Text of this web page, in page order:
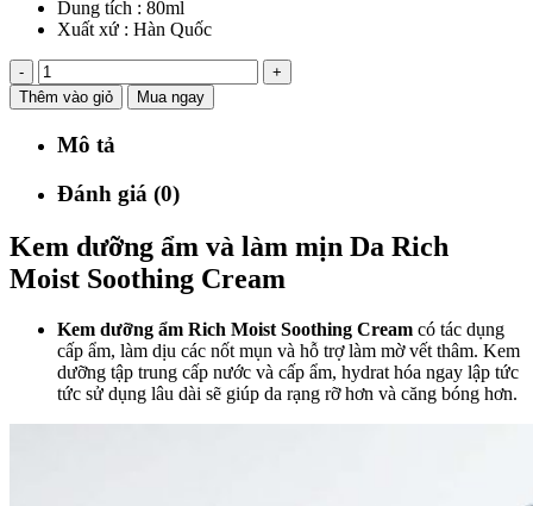
Dung tích : 80ml
Xuất xứ : Hàn Quốc
-
+
Thêm vào giỏ
Mua ngay
Mô tả
Đánh giá (0)
Kem dưỡng ẩm và làm mịn Da Rich
Moist Soothing Cream
Kem dưỡng ẩm Rich Moist Soothing Cream có tác dụng
cấp ẩm, làm dịu các nốt mụn và hỗ trợ làm mờ vết thâm. Kem
dưỡng tập trung cấp nước và cấp ẩm, hydrat hóa ngay lập tức
tức sử dụng lâu dài sẽ giúp da rạng rỡ hơn và căng bóng hơn.